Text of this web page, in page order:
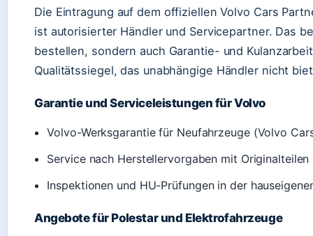
Die Eintragung auf dem offiziellen Volvo Cars
ist autorisierter Händler und Servicepartner. Das
bestellen, sondern auch Garantie- und
Qualitätssiegel, das unabhängige Händler nicht
Garantie und Serviceleistungen für Volvo
Volvo-Werksgarantie für Neufahrzeuge (Volvo
Service nach Herstellervorgaben mit Originalteilen
Inspektionen und HU-Prüfungen in der
Angebote für Polestar und Elektrofahrzeuge